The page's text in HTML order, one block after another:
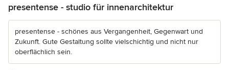
presentense - studio für innenarchitektur
presentense - schönes aus Vergangenheit, Gegenwart und
Zukunft. Gute Gestaltung sollte vielschichtig und nicht nur
oberflächlich sein.